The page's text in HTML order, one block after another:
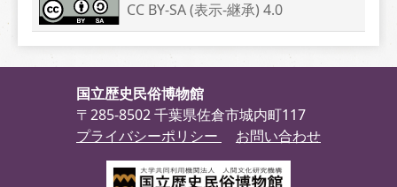
CC BY-SA (表示-継承) 4.0
国立歴史民俗博物館
〒285-8502 千葉県佐倉市城内町117
プライバシーポリシー
お問い合わせ